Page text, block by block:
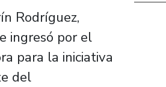
Rodríguez,
ingresó por el
para la iniciativa
del